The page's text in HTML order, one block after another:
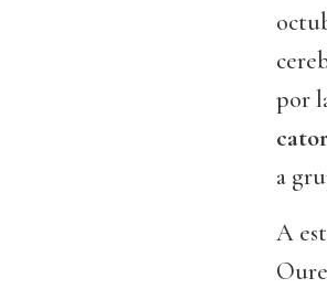
por
a
A